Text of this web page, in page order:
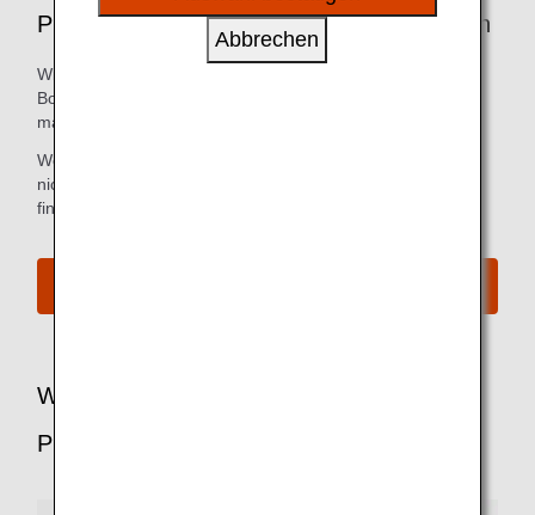
Premium Economy-Services am Flughafen
Wir bemühen uns, alle Schritte vom Check-in bis zum
Boarding Gate so einfach und bequem wie möglich zu
machen.
Wenn Sie bereits online eingecheckt haben, müssen Sie
nicht zum Check-in-Schalter gehen. Weitere Informationen
finden Sie unter
Weitere Vorteile für Passagiere der
Premium Economy
Abbrechen